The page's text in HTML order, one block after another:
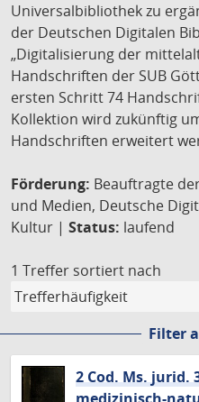
Universalbibliothek zu
der Deutschen Digitalen
„Digitalisierung der
Handschriften der SUB
ersten Schritt 74
Kollektion wird zukünftig
Handschriften erweitert
Förderung: Beauftragte
und Medien, Deutsche
Kultur | Status: laufend
1 Treffer sortiert nach
Filter
2 Cod. Ms. jurid.